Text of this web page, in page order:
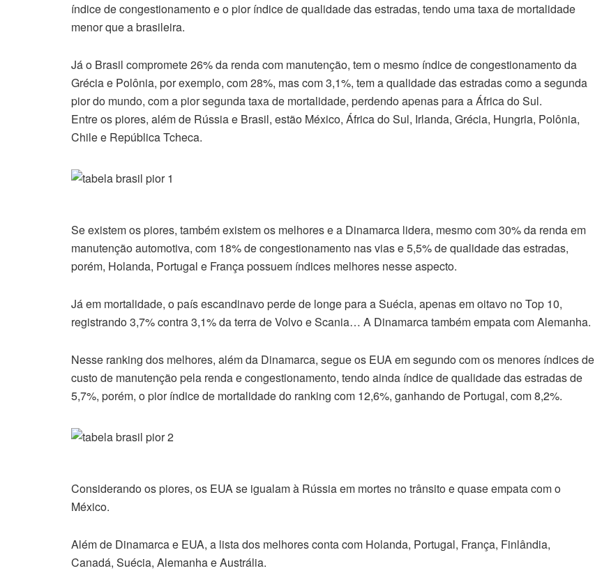
índice de congestionamento e o pior índice de qualidade das estradas, tendo uma taxa de mortalidade
menor que a brasileira.
Já o Brasil compromete 26% da renda com manutenção, tem o mesmo índice de congestionamento da
Grécia e Polônia, por exemplo, com 28%, mas com 3,1%, tem a qualidade das estradas como a segunda
pior do mundo, com a pior segunda taxa de mortalidade, perdendo apenas para a África do Sul.
Entre os piores, além de Rússia e Brasil, estão México, África do Sul, Irlanda, Grécia, Hungria, Polônia,
Chile e República Tcheca.
Se existem os piores, também existem os melhores e a Dinamarca lidera, mesmo com 30% da renda em
manutenção automotiva, com 18% de congestionamento nas vias e 5,5% de qualidade das estradas,
porém, Holanda, Portugal e França possuem índices melhores nesse aspecto.
Já em mortalidade, o país escandinavo perde de longe para a Suécia, apenas em oitavo no Top 10,
registrando 3,7% contra 3,1% da terra de Volvo e Scania… A Dinamarca também empata com Alemanha.
Nesse ranking dos melhores, além da Dinamarca, segue os EUA em segundo com os menores índices de
custo de manutenção pela renda e congestionamento, tendo ainda índice de qualidade das estradas de
5,7%, porém, o pior índice de mortalidade do ranking com 12,6%, ganhando de Portugal, com 8,2%.
Considerando os piores, os EUA se igualam à Rússia em mortes no trânsito e quase empata com o
México.
Além de Dinamarca e EUA, a lista dos melhores conta com Holanda, Portugal, França, Finlândia,
Canadá, Suécia, Alemanha e Austrália.